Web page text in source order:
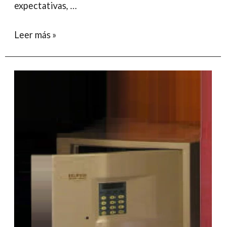
expectativas, …
Cajas
Leer más »